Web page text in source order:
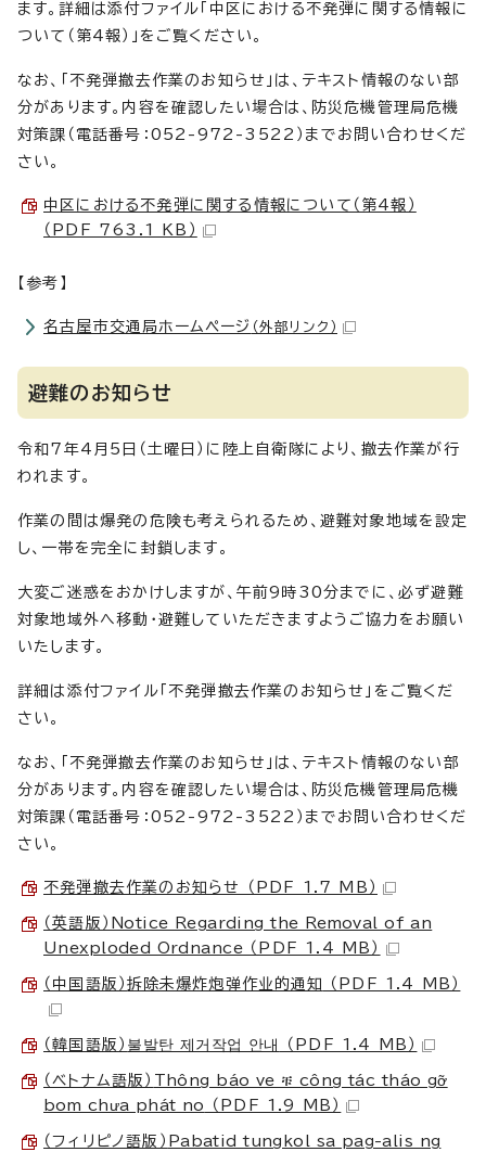
ます。詳細は添付ファイル「中区における不発弾に関する情報に
ついて（第4報）」をご覧ください。
なお、「不発弾撤去作業のお知らせ」は、テキスト情報のない部
分があります。内容を確認したい場合は、防災危機管理局危機
対策課（電話番号：052-972-3522）までお問い合わせくだ
さい。
中区における不発弾に関する情報について（第4報）
（PDF 763.1 KB）
【参考】
名古屋市交通局ホームページ （外部リンク）
避難のお知らせ
令和7年4月5日（土曜日）に陸上自衛隊により、撤去作業が行
われます。
作業の間は爆発の危険も考えられるため、避難対象地域を設定
し、一帯を完全に封鎖します。
大変ご迷惑をおかけしますが、午前9時30分までに、必ず避難
対象地域外へ移動・避難していただきますようご協力をお願い
いたします。
詳細は添付ファイル「不発弾撤去作業のお知らせ」をご覧くだ
さい。
なお、「不発弾撤去作業のお知らせ」は、テキスト情報のない部
分があります。内容を確認したい場合は、防災危機管理局危機
対策課（電話番号：052-972-3522）までお問い合わせくだ
さい。
不発弾撤去作業のお知らせ （PDF 1.7 MB）
（英語版） Notice Regarding the Removal of an
Unexploded Ordnance（PDF 1.4 MB）
（中国語版）拆除未爆炸炮弹作业的通知 （PDF 1.4 MB）
（韓国語版） 불발탄 제거작업 안내 （PDF 1.4 MB）
（ベトナム語版）
Thông báo ve ቹ công tác tháo gỡ
bom chưa phát no
（PDF 1.9 MB）
（フィリピノ語版） Pabatid tungkol sa pag-alis ng